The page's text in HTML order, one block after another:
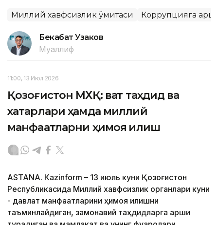
Миллий хавфсизлик қўмитаси Коррупцияга
Бекабат Узаков
Муаллиф
11:00, 13 Июл 2026
Қозоғистон МХҚ: вақт таҳдид ва
хатарлари ҳамда миллий
манфаатларни ҳимоя қилиш
ASTANА. Кazinform – 13 июль куни Қозоғистон
Республикасида Миллий хавфсизлик органлари куни
- давлат манфаатларини ҳимоя қилишни
таъминлайдиган, замонавий таҳдидларга қарши